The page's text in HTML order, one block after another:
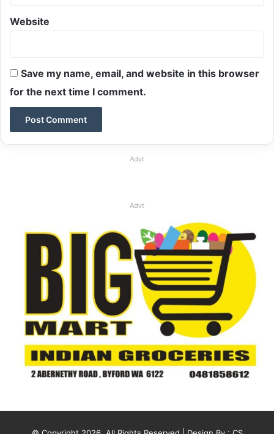
Website
Save my name, email, and website in this browser
for the next time I comment.
Advt
Advt